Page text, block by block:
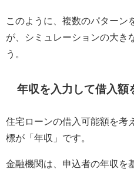
このように、複数のパターン
が、シミュレーションの大き
う。
年収を入力して借入額
住宅ローンの借入可能額を考
標が「年収」です。
金融機関は、申込者の年収を